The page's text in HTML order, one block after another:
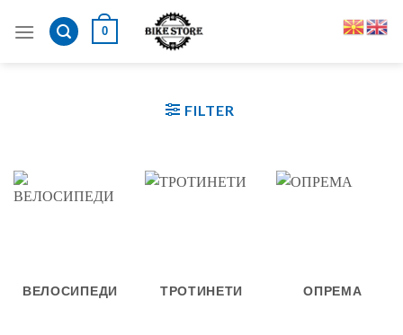
0
FILTER
ВЕЛОСИПЕДИ ТРОТИНЕТИ ОПРЕМА